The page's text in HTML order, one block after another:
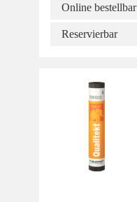
Online bestellbar
Reservierbar